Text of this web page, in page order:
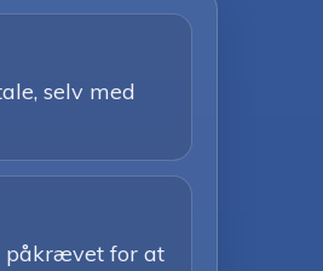
selv med
påkrævet for at